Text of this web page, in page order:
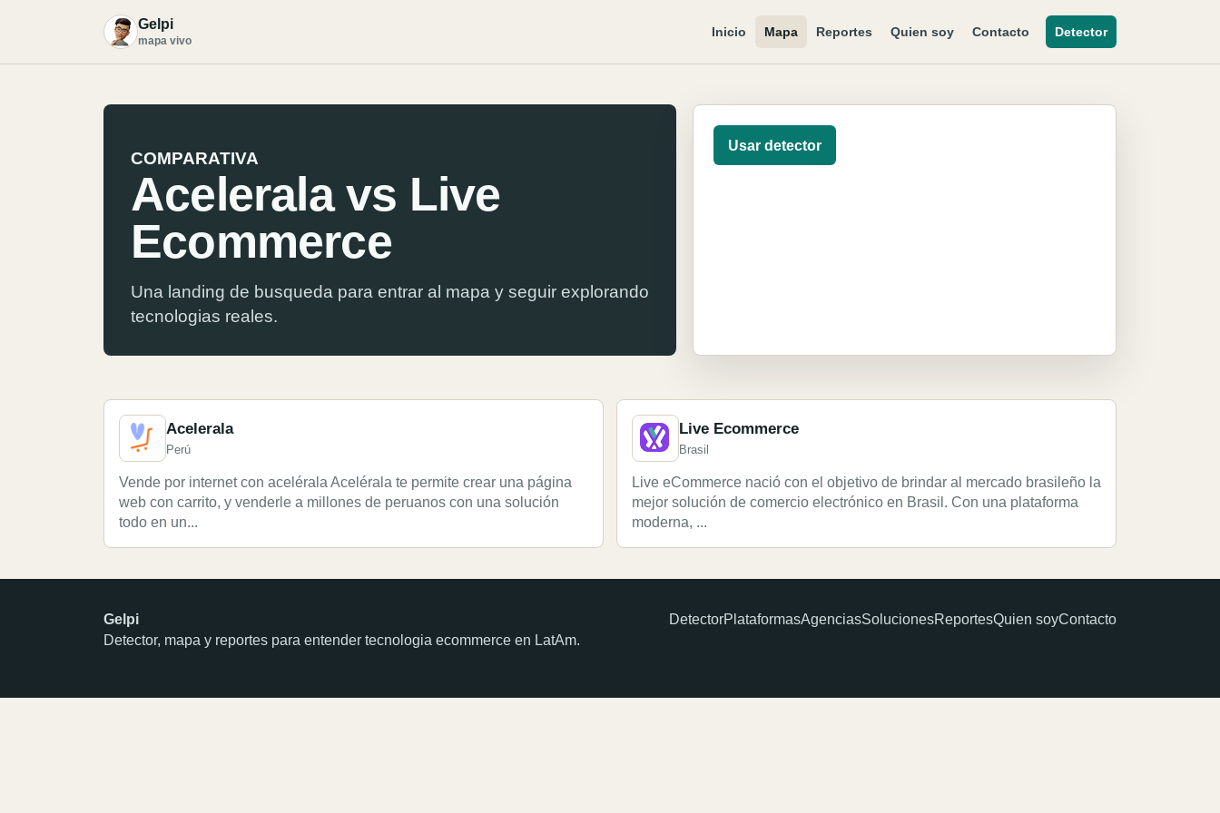
G Gelpi
mapa vivo
Inicio Mapa Reportes Quien soy Contacto Detector
COMPARATIVA
Acelerala vs Live
Ecommerce
Una landing de busqueda para entrar al mapa y seguir explorando
tecnologias reales.
Usar detector
Acelerala
Perú
Vende por internet con acelérala Acelérala te permite crear una página
web con carrito, y venderle a millones de peruanos con una solución
todo en un...
Live Ecommerce
Brasil
Live eCommerce nació con el objetivo de brindar al mercado brasileño la
mejor solución de comercio electrónico en Brasil. Con una plataforma
moderna, ...
Gelpi
Detector, mapa y reportes para entender tecnologia ecommerce en LatAm.
DetectorPlataformasAgenciasSolucionesReportesQuien soyContacto